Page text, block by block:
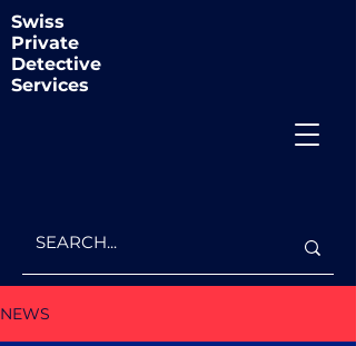
Swiss
Private
Detective
Services
NEWS